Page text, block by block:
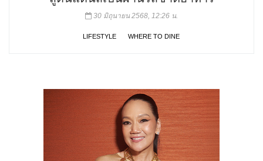
30 มิถุนายน 2568, 12:26 น.
LIFESTYLE WHERE TO DINE